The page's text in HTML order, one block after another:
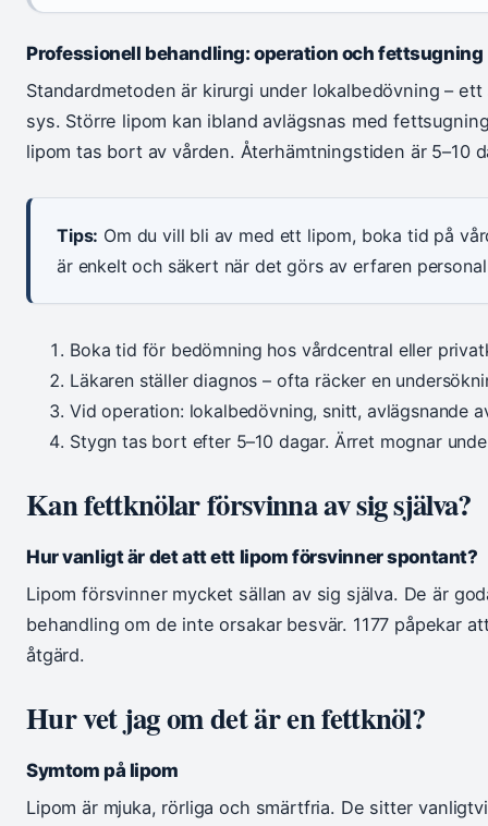
Professionell behandling: operation och fettsugning
Standardmetoden är kirurgi under lokalbedövning –
sys. Större lipom kan ibland avlägsnas med
lipom tas bort av vården. Återhämtningstiden är 5–10
Tips: Om du vill bli av med ett lipom, boka tid på
är enkelt och säkert när det görs av erfaren
Boka tid för bedömning hos vårdcentral eller
Läkaren ställer diagnos – ofta räcker en
Vid operation: lokalbedövning, snitt, avlägsnande
Stygn tas bort efter 5–10 dagar. Ärret mognar
Kan fettknölar försvinna av sig själva?
Hur vanligt är det att ett lipom försvinner spontant?
Lipom försvinner mycket sällan av sig själva. De är
behandling om de inte orsakar besvär. 1177 påpekar
åtgärd.
Hur vet jag om det är en fettknöl?
Symtom på lipom
Lipom är mjuka, rörliga och smärtfria. De sitter